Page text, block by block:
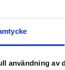
användning av
ovat peitetty